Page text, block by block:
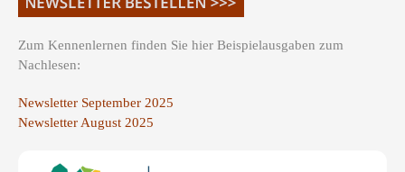
Zum Kennenlernen finden Sie hier Beispielausgaben zum
Nachlesen:
Newsletter September 2025
Newsletter August 2025